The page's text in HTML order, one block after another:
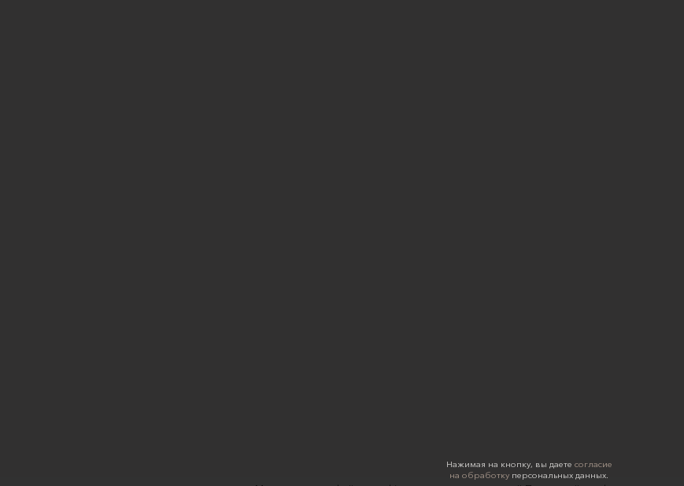
Нажимая на кнопку, вы даете согласие
на обработку персональных данных.